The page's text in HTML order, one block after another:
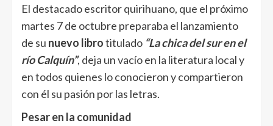
El destacado escritor quirihuano, que el próximo
martes 7 de octubre preparaba el lanzamiento
de su nuevo librotitulado “La chica del sur en el
río Calquín”, deja un vacío en la literatura local y
en todos quienes lo conocieron y compartieron
con él su pasión por las letras.
Pesar en la comunidad